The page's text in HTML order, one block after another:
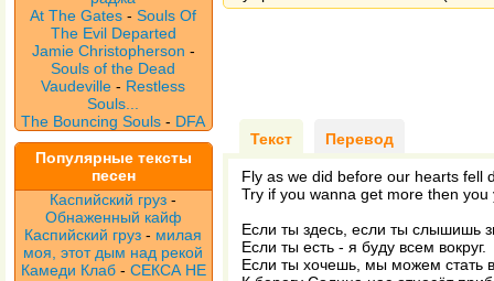
At The Gates -Souls Of
The Evil Departed
Jamie Christopherson -
Souls of the Dead
Vaudeville- Restless
Souls...
The Bouncing Souls - DFA
Популярные тексты
песен
Каспийский груз -
Обнаженный кайф
Каспийский груз - милая
моя, этот дым над рекой
Камеди Клаб - СЕКСА НЕ
Текст Перевод
Fly as we did before our hearts fell
Try if you wanna get more then
Если ты здесь, если ты слышишь
Если ты есть - я буду всем вокруг.
Если ты хочешь, мы можем стать